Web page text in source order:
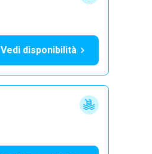
Vedi disponibilità